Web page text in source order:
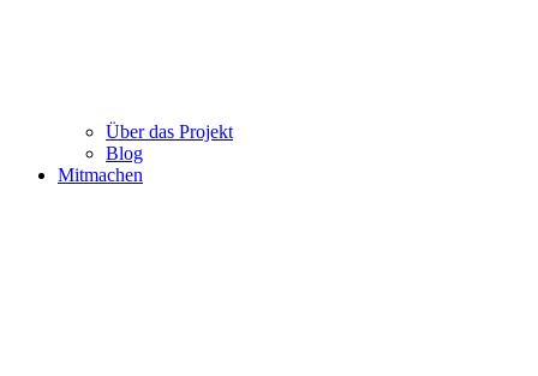
Über das Projekt
Blog
Mitmachen